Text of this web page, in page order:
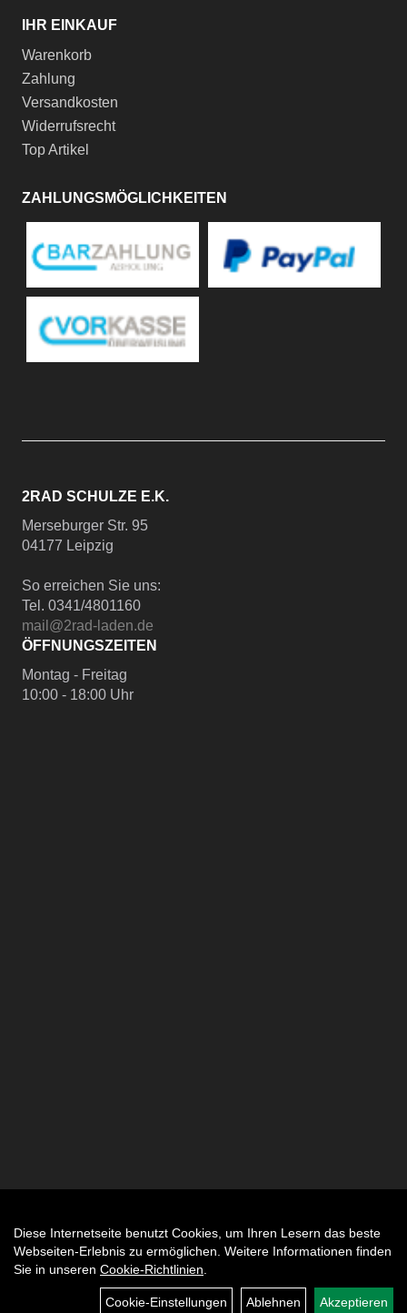
IHR EINKAUF
Warenkorb
Zahlung
Versandkosten
Widerrufsrecht
Top Artikel
ZAHLUNGSMÖGLICHKEITEN
2RAD SCHULZE E.K.
Merseburger Str. 95
04177 Leipzig
So erreichen Sie uns:
Tel. 0341/4801160
mail@2rad-laden.de
ÖFFNUNGSZEITEN
Montag - Freitag
10:00 - 18:00 Uhr
Diese Internetseite benutzt Cookies, um Ihren Lesern das beste
Webseiten-Erlebnis zu ermöglichen. Weitere Informationen finden
Sie in unseren Cookie-Richtlinien
Cookie-Einstellungen Ablehnen Akzeptieren
Auftrag widerrufen